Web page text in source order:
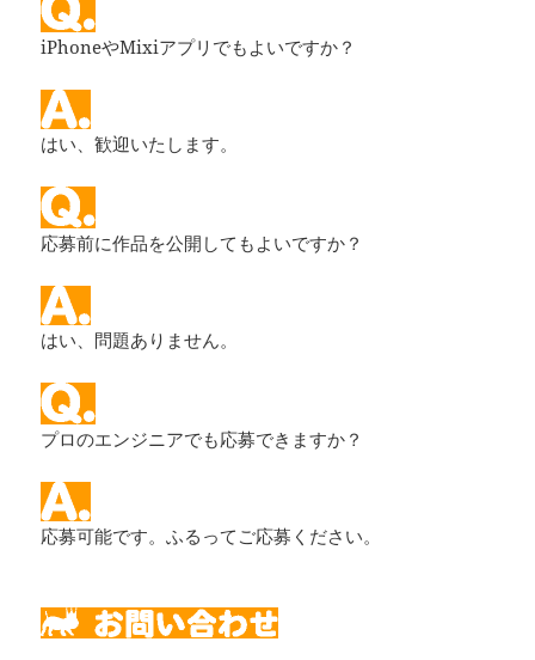
iPhoneやMixiアプリでもよいですか？
はい、歓迎いたします。
応募前に作品を公開してもよいですか？
はい、問題ありません。
プロのエンジニアでも応募できますか？
応募可能です。ふるってご応募ください。